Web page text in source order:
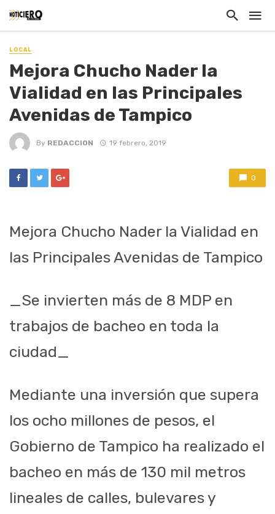
LOCAL
Mejora Chucho Nader la
Vialidad en las Principales
Avenidas de Tampico
By REDACCION 19 febrero, 2019
0
Mejora Chucho Nader la Vialidad en
las Principales Avenidas de Tampico
_Se invierten más de 8 MDP en
trabajos de bacheo en toda la
ciudad_
Mediante una inversión que supera
los ocho millones de pesos, el
Gobierno de Tampico ha realizado el
bacheo en más de 130 mil metros
lineales de calles, bulevares y